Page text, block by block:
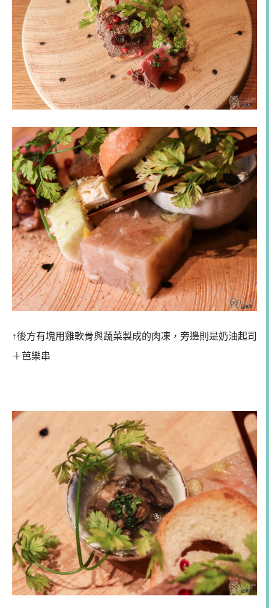
↑後方有塊用雞軟骨與蔬菜製成的肉凍，旁邊則是奶油起司
＋芭樂串